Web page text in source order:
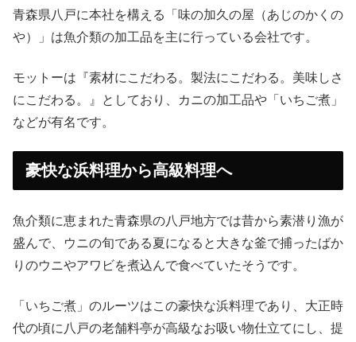
青森県八戸に本社を構える「味の加久の屋（あじのかくの
や）」は魚介類の加工品を主に行っている会社です。
モットーは『素材にこだわる。製法にこだわる。美味しさ
にこだわる。』としており、カニの加工品や「いちご煮」
などが有名です。
豪快な浜料理から高級料理へ
魚介類に恵まれた青森県の八戸地方では昔から素潜り漁が
盛んで、ウニの旬である夏になると大きな釜で捕ったばか
りのウニやアワビを煮込んで食べていたそうです。
「いちご煮」のルーツはこの豪快な浜料理であり、大正時
代の頃に八戸の老舗料亭が高級なお吸い物仕立てにし、提